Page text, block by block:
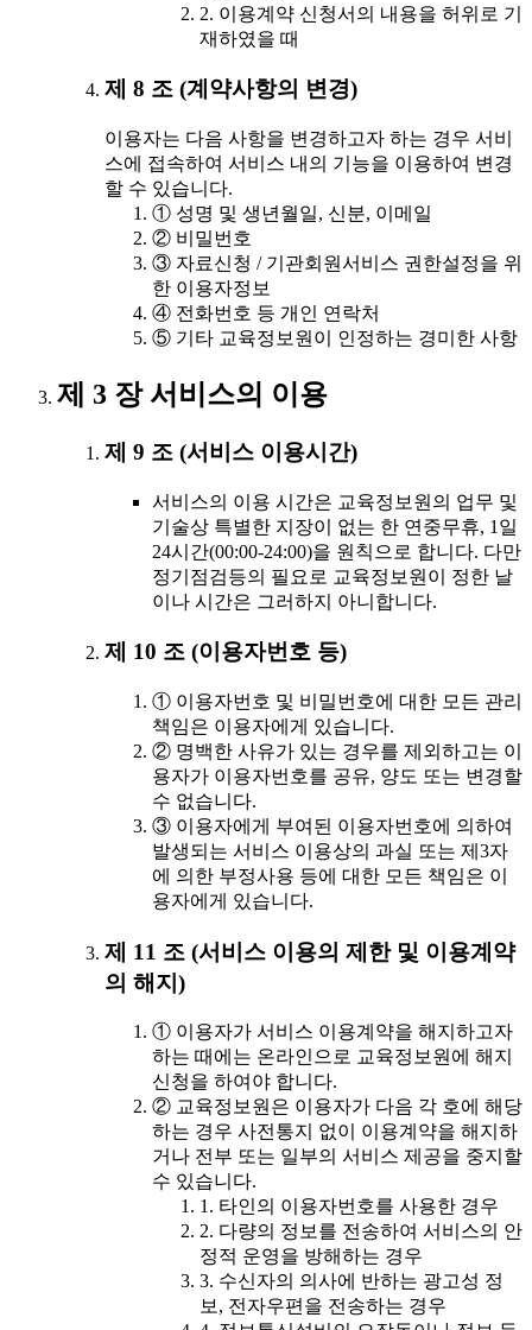
2. 이용계약 신청서의 내용을 허위로 기
재하였을 때
제 8 조 (계약사항의 변경)
이용자는 다음 사항을 변경하고자 하는 경우 서비
스에 접속하여 서비스 내의 기능을 이용하여 변경
할 수 있습니다.
① 성명 및 생년월일, 신분, 이메일
② 비밀번호
③ 자료신청 / 기관회원서비스 권한설정을 위
한 이용자정보
④ 전화번호 등 개인 연락처
⑤ 기타 교육정보원이 인정하는 경미한 사항
제 3 장 서비스의 이용
제 9 조 (서비스 이용시간)
서비스의 이용 시간은 교육정보원의 업무 및
기술상 특별한 지장이 없는 한 연중무휴, 1일
24시간(00:00-24:00)을 원칙으로 합니다. 다만
정기점검등의 필요로 교육정보원이 정한 날
이나 시간은 그러하지 아니합니다.
제 10 조 (이용자번호 등)
① 이용자번호 및 비밀번호에 대한 모든 관리
책임은 이용자에게 있습니다.
② 명백한 사유가 있는 경우를 제외하고는 이
용자가 이용자번호를 공유, 양도 또는 변경할
수 없습니다.
③ 이용자에게 부여된 이용자번호에 의하여
발생되는 서비스 이용상의 과실 또는 제3자
에 의한 부정사용 등에 대한 모든 책임은 이
용자에게 있습니다.
제 11 조 (서비스 이용의 제한 및 이용계약
의 해지)
① 이용자가 서비스 이용계약을 해지하고자
하는 때에는 온라인으로 교육정보원에 해지
신청을 하여야 합니다.
② 교육정보원은 이용자가 다음 각 호에 해당
하는 경우 사전통지 없이 이용계약을 해지하
거나 전부 또는 일부의 서비스 제공을 중지할
수 있습니다.
1. 타인의 이용자번호를 사용한 경우
2. 다량의 정보를 전송하여 서비스의 안
정적 운영을 방해하는 경우
3. 수신자의 의사에 반하는 광고성 정
보, 전자우편을 전송하는 경우